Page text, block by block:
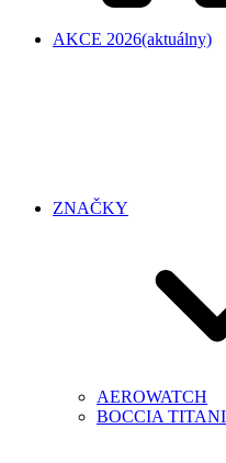
AKCE 2026(aktuálny)
ZNAČKY
AEROWATCH
BOCCIA